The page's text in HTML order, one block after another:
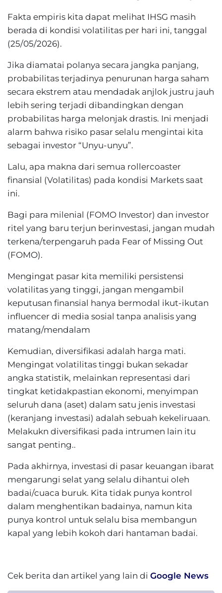
Fakta empiris kita dapat melihat IHSG masih
berada di kondisi volatilitas per hari ini, tanggal
(25/05/2026).
Jika diamatai polanya secara jangka panjang,
probabilitas terjadinya penurunan harga saham
secara ekstrem atau mendadak anjlok justru jauh
lebih sering terjadi dibandingkan dengan
probabilitas harga melonjak drastis. Ini menjadi
alarm bahwa risiko pasar selalu mengintai kita
sebagai investor “Unyu-unyu”.
Lalu, apa makna dari semua rollercoaster
finansial (Volatilitas) pada kondisi Markets saat
ini.
Bagi para milenial (FOMO Investor) dan investor
ritel yang baru terjun berinvestasi, jangan mudah
terkena/terpengaruh pada Fear of Missing Out
(FOMO).
Mengingat pasar kita memiliki persistensi
volatilitas yang tinggi, jangan mengambil
keputusan finansial hanya bermodal ikut-ikutan
influencer di media sosial tanpa analisis yang
matang/mendalam
Kemudian, diversifikasi adalah harga mati.
Mengingat volatilitas tinggi bukan sekadar
angka statistik, melainkan representasi dari
tingkat ketidakpastian ekonomi, menyimpan
seluruh dana (aset) dalam satu jenis investasi
(keranjang investasi) adalah sebuah kekeliruaan.
Melakukn diversifikasi pada intrumen lain itu
sangat penting..
Pada akhirnya, investasi di pasar keuangan ibarat
mengarungi selat yang selalu dihantui oleh
badai/cuaca buruk. Kita tidak punya kontrol
dalam menghentikan badainya, namun kita
punya kontrol untuk selalu bisa membangun
kapal yang lebih kokoh dari hantaman badai.
Cek berita dan artikel yang lain di Google News